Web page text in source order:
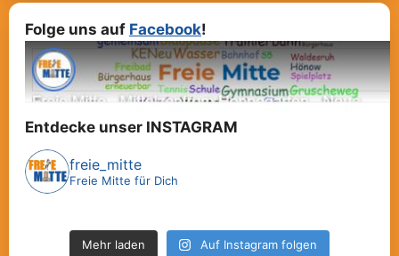
Folge uns auf Facebook!
Entdecke unser INSTAGRAM
freie_mitte
Freie Mitte für Dich
Mehr laden Auf Instagram folgen